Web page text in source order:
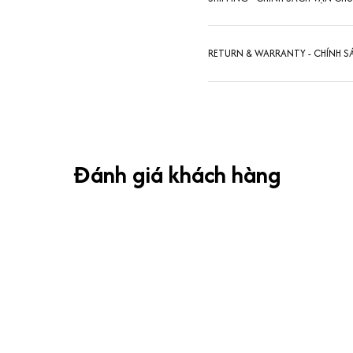
RETURN & WARRANTY - CHÍNH
Đánh giá khách hàng